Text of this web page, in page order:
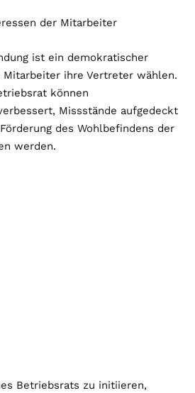
der Mitarbeiter
ist ein demokratischer
Mitarbeiter ihre Vertreter wählen.
können
Missstände aufgedeckt
des Wohlbefindens der
werden.
Betriebsrats zu initiieren,